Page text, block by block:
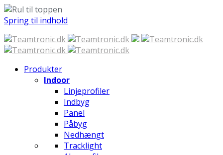
Spring til indhold
Produkter
Indoor
Linjeprofiler
Indbyg
Panel
Påbyg
Nedhængt
Tracklight